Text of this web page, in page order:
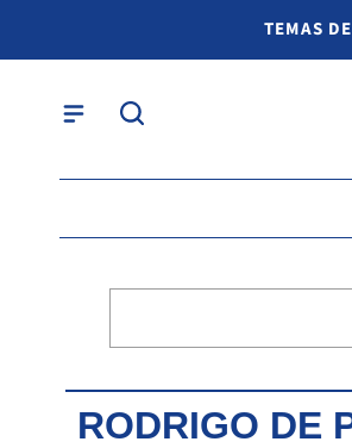
TEMAS
RODRIGO DE